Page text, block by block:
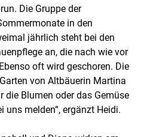
Die Gruppe der
in den
jährlich steht bei den
an, die nach wie vor
oft wird geschoren. Die
von Altbäuerin Martina
die Blumen oder das Gemüse
uns melden“, ergänzt Heidi.